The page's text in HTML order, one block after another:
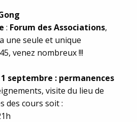
: Forum des Associations,
une seule et unique
venez nombreux !!!
septembre : permanences
visite du lieu de
des cours soit :